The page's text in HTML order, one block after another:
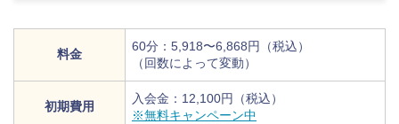
料金
60分：5,918〜6,868円（税込）
（回数によって変動）
初期費用
入会金：12,100円（税込）
※無料キャンペーン中